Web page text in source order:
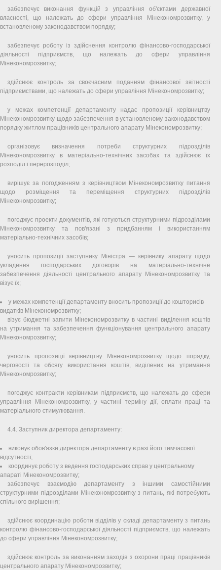
забезпечує виконання функцій з управління об'єктами державної
власності, що належать до сфери управління Мінекономрозвитку, у
встановленому законодавством порядку;
забезпечує роботу із здійснення контролю фінансово-господарської
діяльності підприємств, що належать до сфери управління
Мінекономрозвитку;
здійснює контроль за своєчасним поданням фінансової звітності
підприємствами, що належать до сфери управління Мінекономрозвитку;
у межах компетенції департаменту надає пропозиції керівництву
Мінекономрозвитку щодо забезпечення в установленому законодавством
порядку житлом працівників центрального апарату Мінекономрозвитку;
організовує визначення потреби структурних підрозділів
Мінекономрозвитку в матеріально-технічних засобах та здійснює їх
розподіл і перерозподіл;
вирішує за погодженням з керівництвом Мінекономрозвитку питання
щодо розміщення та переміщення структурних підрозділів
Мінекономрозвитку;
погоджує проекти документів, які готуються структурними підрозділами
Мінекономрозвитку та пов'язані з придбанням і використанням
матеріально-технічних засобів;
уносить пропозиції заступнику Міністра — керівнику апарату щодо
укладення господарських договорів на матеріально-технічне
забезпечення діяльності центрального апарату Мінекономрозвитку та
візує їх;
у межах компетенції департаменту вносить пропозиції до кошторисів
видатків Мінекономрозвитку;
візує бюджетні запити Мінекономрозвитку в частині виділення коштів
на утримання та забезпечення функціонування центрального апарату
Мінекономрозвитку;
уносить пропозиції керівництву Мінекономрозвитку щодо порядку,
черговості та обсягу використання коштів, виділених на утримання
Мінекономрозвитку;
погоджує контракти керівникам підприємств, що належать до сфери
управління Мінекономрозвитку, у частині терміну дії, оплати праці та
матеріального стимулювання.
4.4. Заступник директора департаменту:
виконує обов'язки директора департаменту в разі його тимчасової
відсутності;
координує роботу з ведення господарських справ у центральному
апараті Мінекономрозвитку;
забезпечує взаємодію департаменту з іншими самостійними
структурними підрозділами Мінекономрозвитку з питань, які потребують
спільного вирішення;
здійснює координацію роботи відділів у складі департаменту з питань
контролю фінансово-господарської діяльності підприємств, що належать
до сфери управління Мінекономрозвитку;
здійснює контроль за виконанням заходів з охорони праці працівників
центрального апарату Мінекономрозвитку;